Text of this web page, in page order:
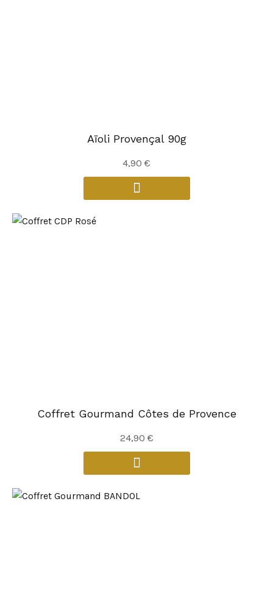
Aïoli Provençal 90g
4,90 €
Coffret Gourmand Côtes de Provence
24,90 €